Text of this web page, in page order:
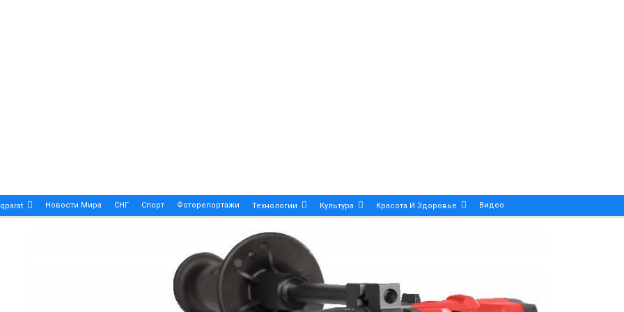
Новости Мира СНГ Спорт Фоторепортажи Технологии Культура Красота И Здоровье Видео
Patek Philippe Calatrava DATE – A True Symbol Of Elegance And Precision